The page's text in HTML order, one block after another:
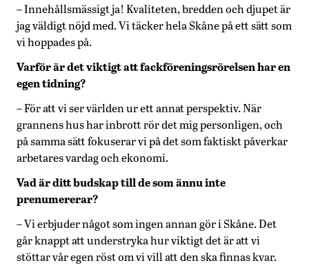
– Innehållsmässigt ja! Kvaliteten, bredden och djupet är
jag väldigt nöjd med. Vi täcker hela Skåne på ett sätt som
vi hoppades på.
Varför är det viktigt att fackföreningsrörelsen har en
egen tidning?
– För att vi ser världen ur ett annat perspektiv. När
grannens hus har inbrott rör det mig personligen, och
på samma sätt fokuserar vi på det som faktiskt påverkar
arbetares vardag och ekonomi.
Vad är ditt budskap till de som ännu inte
prenumererar?
– Vi erbjuder något som ingen annan gör i Skåne. Det
går knappt att understryka hur viktigt det är att vi
stöttar vår egen röst om vi vill att den ska finnas kvar.